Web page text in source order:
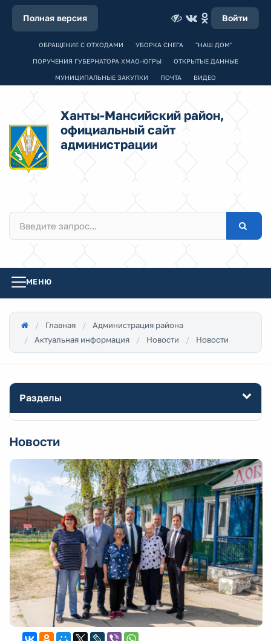
Полная версия Войти
ОБРАЩЕНИЕ С ОТХОДАМИ УБОРКА СНЕГА "НАШ ДОМ"
ПОРУЧЕНИЯ ГУБЕРНАТОРА ХМАО-ЮГРЫ ОТКРЫТЫЕ ДАННЫЕ
МУНИЦИПАЛЬНЫЕ ЗАКУПКИ ПОЧТА ВИДЕО
Ханты-Мансийский район,
официальный сайт
администрации
МЕНЮ
Главная
Администрация района
Актуальная информация
Новости Новости
Разделы
Новости